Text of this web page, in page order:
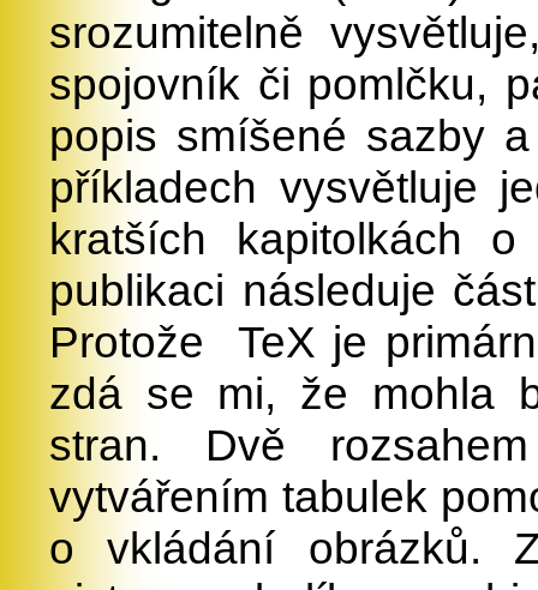
srozumitelně
spojovník či pomlčku,
popis smíšené sazby
příkladech vysvětluje
kratších kapitolkách
publikaci následuje
Protože
TeX je
zdá se mi, že mohla
stran. Dvě
vytvářením tabulek
o vkládání obrázků.